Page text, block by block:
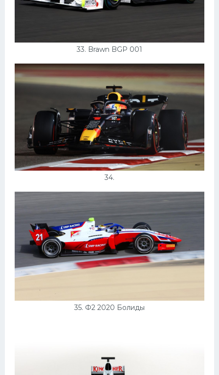
33. Brawn BGP 001
34.
35. Ф2 2020 Болиды